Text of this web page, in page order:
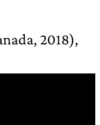
2018),